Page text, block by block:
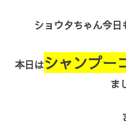
ショウタちゃん今日
本日はシャンプー
ま